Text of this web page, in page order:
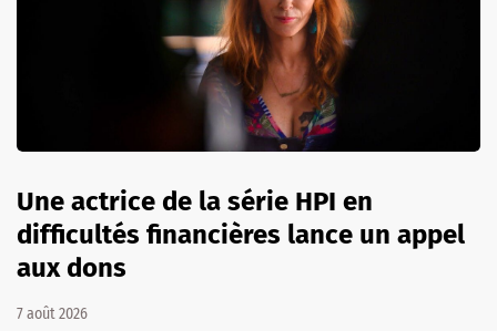
Une actrice de la série HPI en
difficultés financières lance un appel
aux dons
7 août 2026